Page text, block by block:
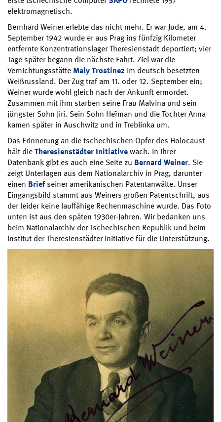
elektromagnetisch.
Bernhard Weiner erlebte das nicht mehr. Er war Jude, am 4.
September 1942 wurde er aus Prag ins fünfzig Kilometer
entfernte Konzentrationslager Theresienstadt deportiert; vier
Tage später begann die nächste Fahrt. Ziel war die
Vernichtungsstätte Maly Trostinez im deutsch besetzten
Weißrussland. Der Zug traf am 11. oder 12. September ein;
Weiner wurde wohl gleich nach der Ankunft ermordet.
Zusammen mit ihm starben seine Frau Malvina und sein
jüngster Sohn Jiri. Sein Sohn Heřman und die Tochter Anna
kamen später in Auschwitz und in Treblinka um.
Das Erinnerung an die tschechischen Opfer des Holocaust
hält dieTheresienstädter Initiativewach. In ihrer
Datenbank gibt es auch eine Seite zu Bernard Weiner. Sie
zeigt Unterlagen aus dem Nationalarchiv in Prag, darunter
einen Briefseiner amerikanischen Patentanwälte. Unser
Eingangsbild stammt aus Weiners großen Patentschrift, aus
der leider keine lauffähige Rechenmaschine wurde. Das Foto
unten ist aus den späten 1930er-Jahren. Wir bedanken uns
beim Nationalarchiv der Tschechischen Republik und beim
Institut der Theresienstädter Initiative für die Unterstützung.